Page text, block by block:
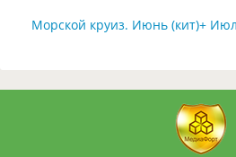
Морской круиз. Июнь (кит)+